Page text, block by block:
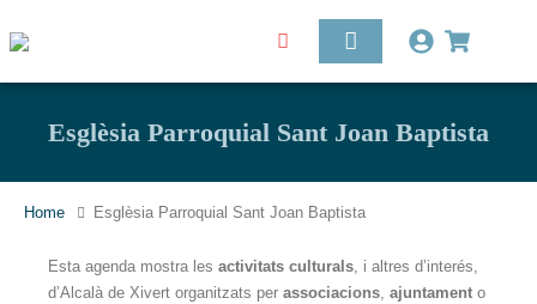
Esglèsia Parroquial Sant Joan Baptista
Home Esglèsia Parroquial Sant Joan Baptista
Esta agenda mostra les activitats culturals, i altres d’interés,
d’Alcalà de Xivert organitzats per associacions, ajuntamento